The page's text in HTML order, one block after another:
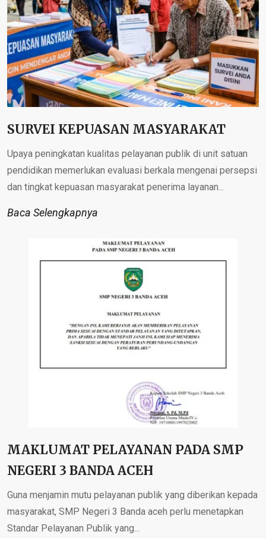
SURVEI KEPUASAN MASYARAKAT
Upaya peningkatan kualitas pelayanan publik di unit satuan
pendidikan memerlukan evaluasi berkala mengenai persepsi
dan tingkat kepuasan masyarakat penerima layanan...
Baca Selengkapnya
MAKLUMAT PELAYANAN PADA SMP
NEGERI 3 BANDA AСЕН
Guna menjamin mutu pelayanan publik yang diberikan kepada
masyarakat, SMP Negeri 3 Banda aceh perlu menetapkan
Standar Pelayanan Publik yang...